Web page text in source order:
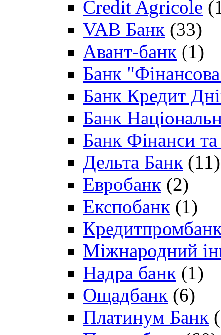
Credit Agricole
VAB Банк (33)
Авант-банк (1)
Банк "Фінансова
Банк Кредит
Банк
Банк Фінанси
Дельта Банк (11)
Евробанк (2)
Експобанк (1)
Міжнародний
Надра банк (1)
Ощадбанк (6)
Платинум Банк